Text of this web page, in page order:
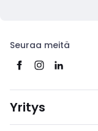
Seuraa meitä
Yritys